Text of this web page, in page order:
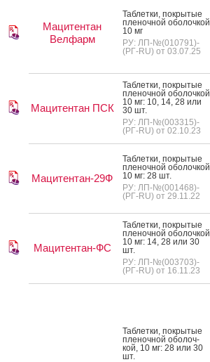
Мацитентан
Велфарм
Таб­летки, пок­ры­тые
пле­ноч­ной обо­лоч­кой
10 мг
РУ: ЛП-№(010791)-
(РГ-RU) от 03.07.25
Мацитентан ПСК
Таб­летки, пок­ры­тые
пле­ноч­ной обо­лоч­кой
10 мг: 10, 14, 28 или
30 шт.
РУ: ЛП-№(003315)-
(РГ-RU) от 02.10.23
Мацитентан-29Ф
Таб­летки, пок­ры­тые
пле­ноч­ной обо­лоч­кой
10 мг: 28 шт.
РУ: ЛП-№(001468)-
(РГ-RU) от 29.11.22
Мацитентан-ФС
Таб­летки, пок­ры­тые
пле­ноч­ной обо­лоч­кой
10 мг: 14, 28 или 30
шт.
РУ: ЛП-№(003703)-
(РГ-RU) от 16.11.23
Таб­летки, пок­ры­тые
пле­ноч­ной обо­лоч­
кой, 10 мг: 28 или 30
шт.